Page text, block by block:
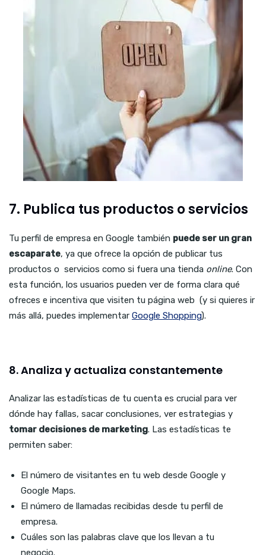
7. Publica tus productos o servicios
Tu perfil de empresa en Google también puede ser un gran
escaparate, ya que ofrece la opción de publicar tus
productos o servicios como si fuera una tienda online. Con
esta función, los usuarios pueden ver de forma clara qué
ofreces e incentiva que visiten tu página web (y si quieres ir
más allá, puedes implementar Google Shopping).
8. Analiza y actualiza constantemente
Analizar las estadísticas de tu cuenta es crucial para ver
dónde hay fallas, sacar conclusiones, ver estrategias y
tomar decisiones de marketing. Las estadísticas te
permiten saber:
El número de visitantes en tu web desde Google y
Google Maps.
El número de llamadas recibidas desde tu perfil de
empresa.
Cuáles son las palabras clave que los llevan a tu
negocio.